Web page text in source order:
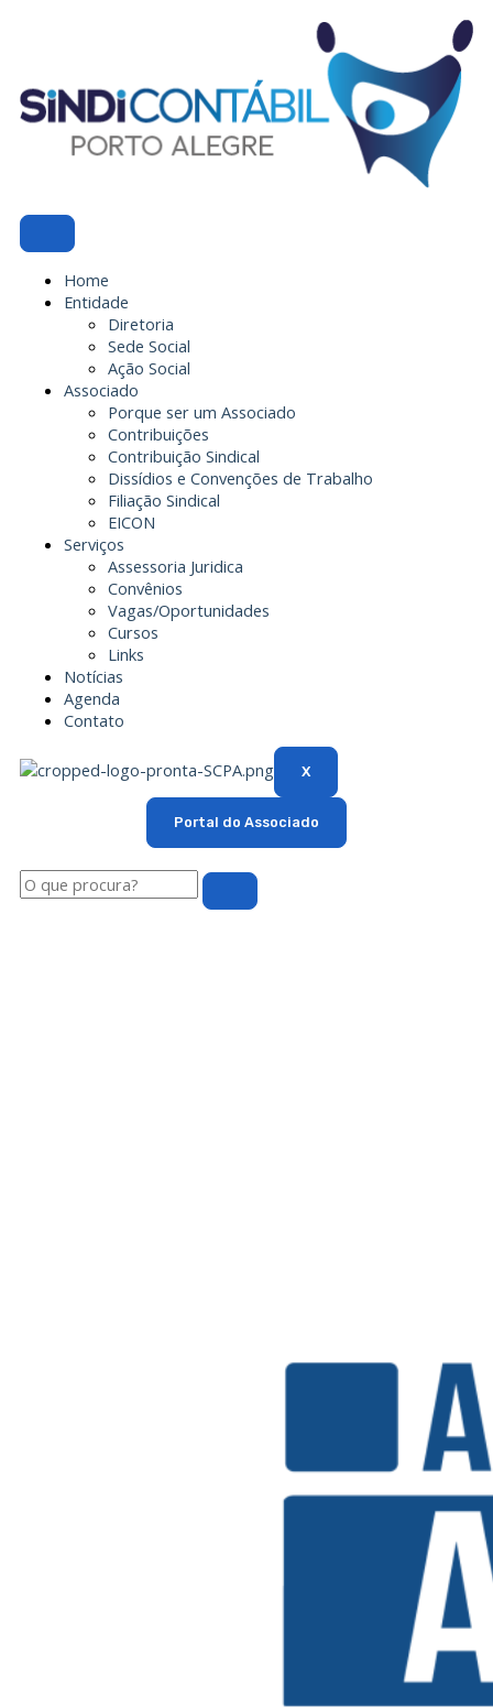
Home
Entidade
Diretoria
Sede Social
Ação Social
Associado
Porque ser um Associado
Contribuições
Contribuição Sindical
Dissídios e Convenções de Trabalho
Filiação Sindical
EICON
Serviços
Assessoria Juridica
Convênios
Vagas/Oportunidades
Cursos
Links
Notícias
Agenda
Contato
X
Portal do Associado
Pesquisar